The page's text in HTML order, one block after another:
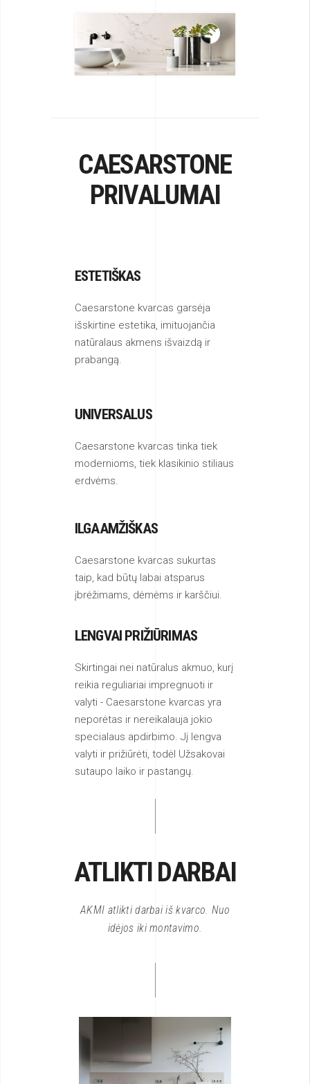
CAESARSTONE
PRIVALUMAI
ESTETIŠKAS
Caesarstone kvarcas garsėja
išskirtine estetika, imituojančia
natūralaus akmens išvaizdą ir
prabangą.
UNIVERSALUS
Caesarstone kvarcas tinka tiek
modernioms, tiek klasikinio stiliaus
erdvėms.
ILGAAMŽIŠKAS
Caesarstone kvarcas sukurtas
taip, kad būtų labai atsparus
įbrėžimams, dėmėms ir karščiui.
LENGVAI PRIŽIŪRIMAS
Skirtingai nei natūralus akmuo, kurį
reikia reguliariai impregnuoti ir
valyti - Caesarstone kvarcas yra
neporėtas ir nereikalauja jokio
specialaus apdirbimo. Jį lengva
valyti ir prižiūrėti, todėl Užsakovai
sutaupo laiko ir pastangų.
ATLIKTI DARBAI
AKMI atlikti darbai iš kvarco. Nuo
idėjos iki montavimo.